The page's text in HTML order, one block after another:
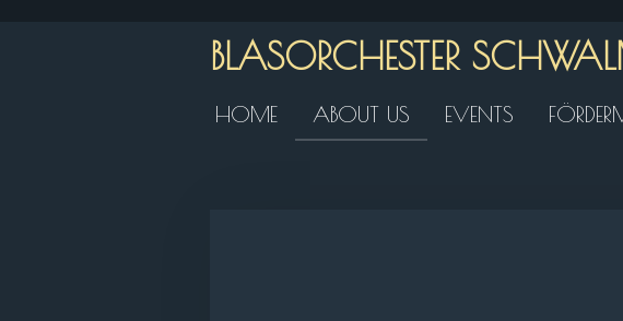
BLASORCHESTER
HOME ABOUT US EVENTS